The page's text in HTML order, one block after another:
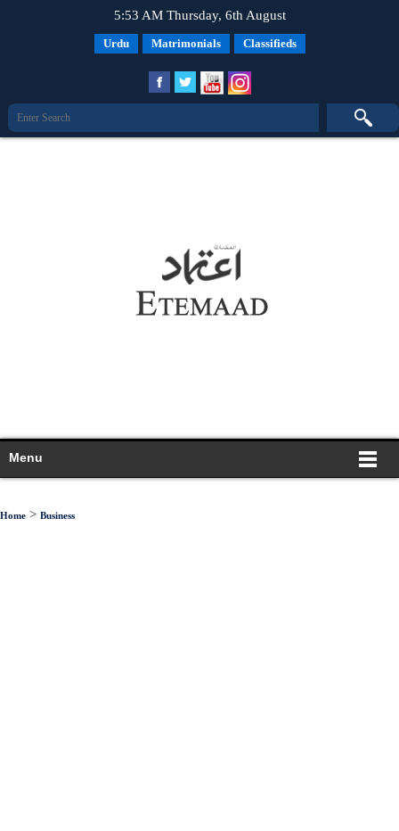
5:53 AM Thursday, 6th August
Urdu Matrimonials Classifieds
Menu
Home > Business